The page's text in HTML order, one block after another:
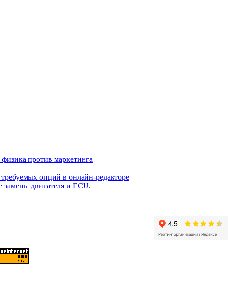
против маркетинга
опций в онлайн-редакторе
замены двигателя и ECU.